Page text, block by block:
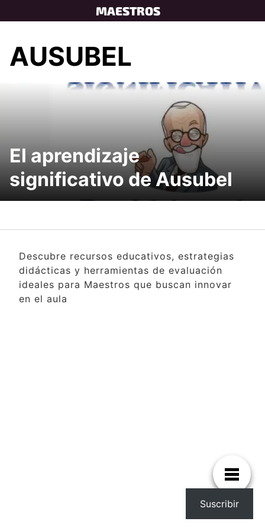
to
MAESTROS
AUSUBEL
El aprendizaje
significativo de Ausubel
Descubre recursos educativos, estrategias
didácticas y herramientas de evaluación
ideales para Maestros que buscan innovar
en el aula
Suscribir